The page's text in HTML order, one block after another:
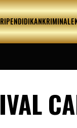
PENDIDIKANKRIMINAL